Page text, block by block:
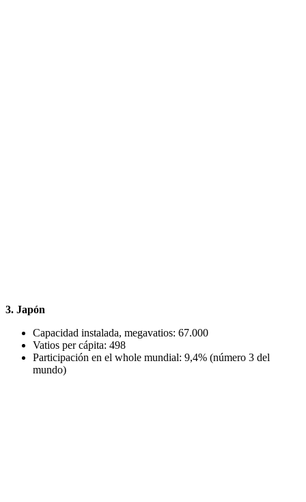
3. Japón
Capacidad instalada, megavatios: 67.000
Vatios per cápita: 498
Participación en el whole mundial: 9,4% (número 3 del
mundo)